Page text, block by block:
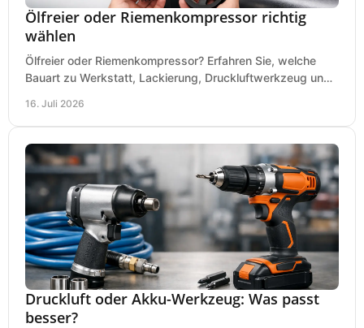
Ölfreier oder Riemenkompressor richtig
wählen
Ölfreier oder Riemenkompressor? Erfahren Sie, welche
Bauart zu Werkstatt, Lackierung, Druckluftwerkzeug und
16. Juli 2026
Druckluft oder Akku-Werkzeug: Was passt
besser?